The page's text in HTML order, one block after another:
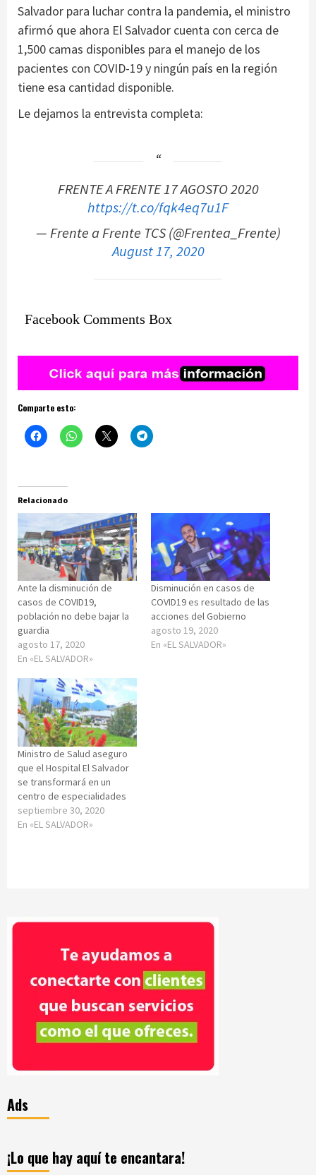
Salvador para luchar contra la pandemia, el ministro
afirmó que ahora El Salvador cuenta con cerca de
1,500 camas disponibles para el manejo de los
pacientes con COVID-19 y ningún país en la región
tiene esa cantidad disponible.
Le dejamos la entrevista completa:
FRENTE A FRENTE 17 AGOSTO 2020
https://t.co/fqk4eq7u1F
— Frente a Frente TCS (@Frentea_Frente)
August 17, 2020
Facebook Comments Box
Comparte esto:
Relacionado
Ante la disminución de
casos de COVID19,
población no debe bajar la
guardia
agosto 17, 2020
En «EL SALVADOR»
Disminución en casos de
COVID19 es resultado de las
acciones del Gobierno
agosto 19, 2020
En «EL SALVADOR»
Ministro de Salud aseguro
que el Hospital El Salvador
se transformará en un
centro de especialidades
septiembre 30, 2020
En «EL SALVADOR»
Ads
¡Lo que hay aquí te encantara!